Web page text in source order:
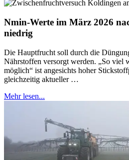
Nmin-Werte im März 2026
niedrig
Die Hauptfrucht soll durch die
Nährstoffen versorgt werden. „So viel
möglich“ ist angesichts hoher
gleichzeitig aktueller …
Mehr lesen...